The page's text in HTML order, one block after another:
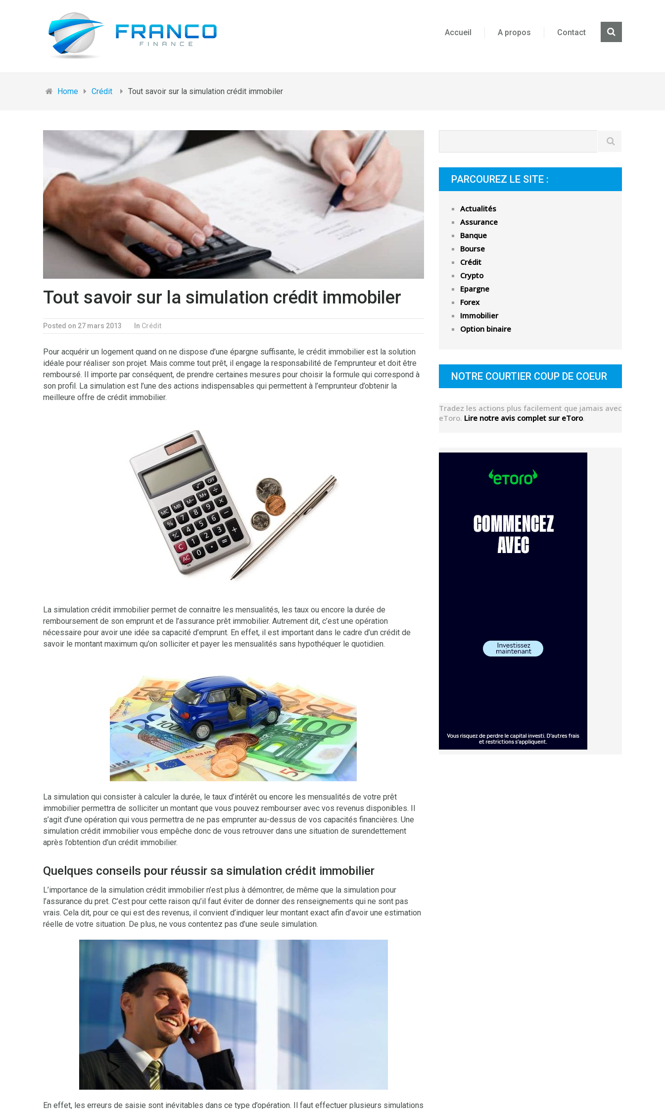
Accueil A propos Contact
Home Crédit Tout savoir sur la simulation crédit immobiler
Tout savoir sur la simulation crédit immobiler
Posted on 27 mars 2013 In Crédit
Pour acquérir un logement quand on ne dispose d’une épargne suffisante, le crédit immobilier est la solution
idéale pour réaliser son projet. Mais comme tout prêt, il engage la responsabilité de l’emprunteur et doit être
remboursé. Il importe par conséquent, de prendre certaines mesures pour choisir la formule qui correspond à
son profil. La simulation est l’une des actions indispensables qui permettent à l’emprunteur d’obtenir la
meilleure offre de crédit immobilier.
La simulation crédit immobilier permet de connaitre les mensualités, les taux ou encore la durée de
remboursement de son emprunt et de l’assurance prêt immobilier. Autrement dit, c’est une opération
nécessaire pour avoir une idée sa capacité d’emprunt. En effet, il est important dans le cadre d’un crédit de
savoir le montant maximum qu’on solliciter et payer les mensualités sans hypothéquer le quotidien.
La simulation qui consister à calculer la durée, le taux d’intérêt ou encore les mensualités de votre prêt
immobilier permettra de solliciter un montant que vous pouvez rembourser avec vos revenus disponibles. Il
s’agit d’une opération qui vous permettra de ne pas emprunter au-dessus de vos capacités financières. Une
simulation crédit immobilier vous empêche donc de vous retrouver dans une situation de surendettement
après l’obtention d’un crédit immobilier.
Quelques conseils pour réussir sa simulation crédit immobilier
L’importance de la simulation crédit immobilier n’est plus à démontrer, de même que la simulation pour
l’assurance du pret. C’est pour cette raison qu’il faut éviter de donner des renseignements qui ne sont pas
vrais. Cela dit, pour ce qui est des revenus, il convient d’indiquer leur montant exact afin d’avoir une estimation
réelle de votre situation. De plus, ne vous contentez pas d’une seule simulation.
En effet, les erreurs de saisie sont inévitables dans ce type d’opération. Il faut effectuer plusieurs simulations
PARCOUREZ LE SITE :
Actualités
Assurance
Banque
Bourse
Crédit
Crypto
Epargne
Forex
Immobilier
Option binaire
NOTRE COURTIER COUP DE COEUR
Tradez les actions plus facilement que jamais avec
eToro. Lire notre avis complet sur eToro.